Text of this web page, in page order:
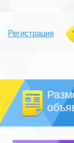
Регистрация